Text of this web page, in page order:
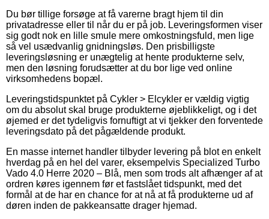
Du bør tillige forsøge at få varerne bragt hjem til din
privatadresse eller til når du er på job. Leveringsformen viser
sig godt nok en lille smule mere omkostningsfuld, men lige
så vel usædvanlig gnidningsløs. Den prisbilligste
leveringsløsning er unægtelig at hente produkterne selv,
men den løsning forudsætter at du bor lige ved online
virksomhedens bopæl.
Leveringstidspunktet på Cykler > Elcykler er vældig vigtig
om du absolut skal bruge produkterne øjeblikkeligt, og i det
øjemed er det tydeligvis fornuftigt at vi tjekker den forventede
leveringsdato på det pågældende produkt.
En masse internet handler tilbyder levering på blot en enkelt
hverdag på en hel del varer, eksempelvis Specialized Turbo
Vado 4.0 Herre 2020 – Blå, men som trods alt afhænger af at
ordren køres igennem før et fastslået tidspunkt, med det
formål at de har en chance for at nå at få produkterne ud af
døren inden de pakkeansatte drager hjemad.